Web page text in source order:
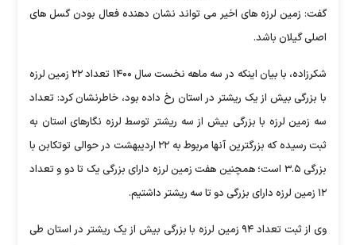
گفت: زمین لرزه های اخیر می تواند نشان دهنده فعال بودن گسل های
اصلی گیلان باشد.
شکرزاده، با بیان اینکه در سه ماهه نخست سال ۱۴۰۰ تعداد ۲۲ زمین لرزه
با بزرگی بیش از یک ریشتر در استان رخ داده بود، خاطرنشان کرد: تعداد
سه زمین لرزه با بزرگی بیش از سه ریشتر توسط لرزه نگارهای استان به
ثبت رسیده که بزرگترین آنها مربوط به ۲۲ اردیبهشت در حوالی توتکابن با
بزرگی ۳.۵ است؛ همچنین هفت زمین لرزه دارای بزرگی یک تا دو و تعداد
۱۲ زمین لرزه دارای بزرگی دو تا سه ریشتر داشتیم.
وی از ثبت تعداد ۹۴ زمین لرزه با بزرگی بیش از یک ریشتر در استان طی